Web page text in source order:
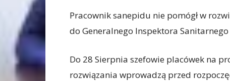
Pracownik sanepidu nie pomógł w
do Generalnego Inspektora
Do 28 Sierpnia szefowie placówek na
rozwiązania wprowadzą przed